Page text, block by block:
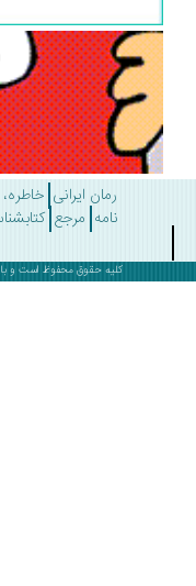
رمان ایرانی خاطره،
مرجع کتابشناسی
کلیه حقوق محفوظ است و بازنشر